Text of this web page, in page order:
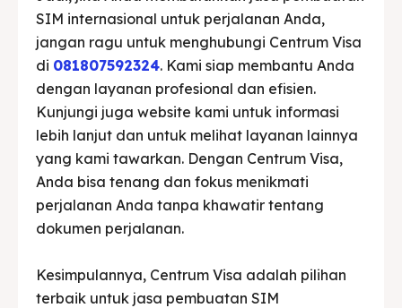
SIM internasional untuk perjalanan Anda,
jangan ragu untuk menghubungi Centrum Visa
di 081807592324. Kami siap membantu Anda
dengan layanan profesional dan efisien.
Kunjungi juga website kami untuk informasi
lebih lanjut dan untuk melihat layanan lainnya
yang kami tawarkan. Dengan Centrum Visa,
Anda bisa tenang dan fokus menikmati
perjalanan Anda tanpa khawatir tentang
dokumen perjalanan.
Kesimpulannya, Centrum Visa adalah pilihan
terbaik untuk jasa pembuatan SIM